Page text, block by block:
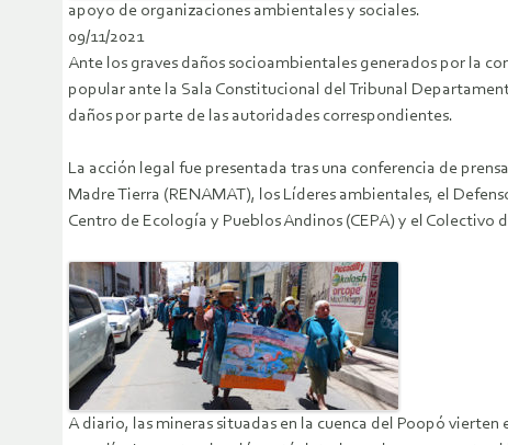
apoyo de organizaciones ambientales y sociales.
09/11/2021
Ante los graves daños socioambientales generados por la
popular ante la Sala Constitucional del Tribunal
daños por parte de las autoridades correspondientes.
La acción legal fue presentada tras una conferencia de
Madre Tierra (RENAMAT), los Líderes ambientales, el
Centro de Ecología y Pueblos Andinos (CEPA) y el
A diario, las mineras situadas en la cuenca del Poopó